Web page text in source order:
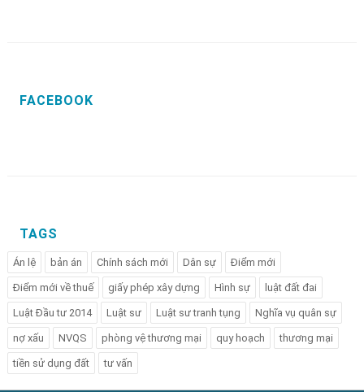
FACEBOOK
TAGS
Án lệ bản án Chính sách mới Dân sự Điểm mới
Điểm mới về thuế giấy phép xây dựng Hình sự luật đất đai
Luật Đầu tư 2014 Luật sư Luật sư tranh tụng Nghĩa vụ quân sự
nợ xấu NVQS phòng vệ thương mại quy hoạch thương mại
tiền sử dụng đất tư vấn